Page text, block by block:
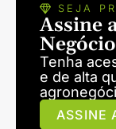
SEJA
Assine
Tenha
e de alta
ASSINE